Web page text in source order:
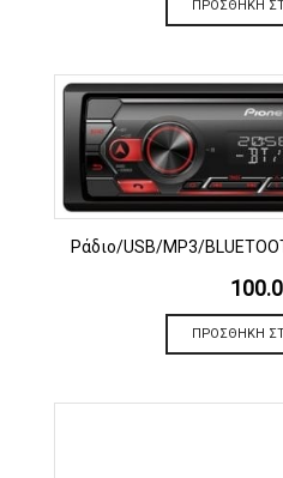
ΠΡΟΣΘΉΚΗ
Ράδιο/USB/MP3/
ΠΡΟΣΘΉΚΗ